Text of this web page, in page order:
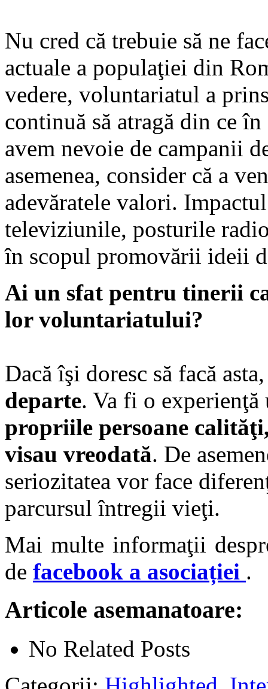
Nu cred că trebuie să ne
actuale a populaţiei din
vedere, voluntariatul a
continuă să atragă din ce
avem nevoie de campanii
asemenea, consider că a
adevăratele valori.
televiziunile, posturile
în scopul promovării ideii
Ai un sfat pentru tinerii
lor voluntariatului?
Dacă îşi doresc să facă
departe. Va fi o
propriile persoane
visau vreodată. De
seriozitatea vor face
parcursul întregii vieţi.
Mai multe informaţii
de facebook a asociației .
Articole asemanatoare:
No Related Posts